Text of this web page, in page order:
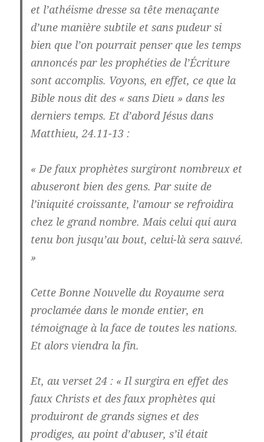
et l’athéisme dresse sa tête menaçante
d’une manière subtile et sans pudeur si
bien que l’on pourrait penser que les temps
annoncés par les prophéties de l’Écriture
sont accomplis. Voyons, en effet, ce que la
Bible nous dit des « sans Dieu » dans les
derniers temps. Et d’abord Jésus dans
Matthieu, 24.11-13 :
« De faux prophètes surgiront nombreux et
abuseront bien des gens. Par suite de
l’iniquité croissante, l’amour se refroidira
chez le grand nombre. Mais celui qui aura
tenu bon jusqu’au bout, celui-là sera sauvé.
»
Cette Bonne Nouvelle du Royaume sera
proclamée dans le monde entier, en
témoignage à la face de toutes les nations.
Et alors viendra la fin.
Et, au verset 24 : « Il surgira en effet des
faux Christs et des faux prophètes qui
produiront de grands signes et des
prodiges, au point d’abuser, s’il était